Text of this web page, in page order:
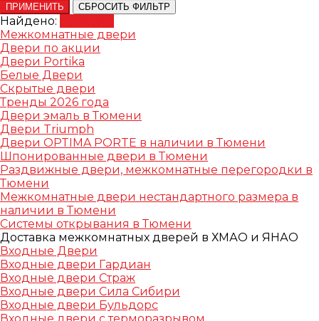
ПРИМЕНИТЬ СБРОСИТЬ ФИЛЬТР
Найдено:
Межкомнатные двери
Двери по акции
Двери Portika
Белые Двери
Скрытые двери
Тренды 2026 года
Двери эмаль в Тюмени
Двери Triumph
Двери OPTIMA PORTE в наличии в Тюмени
Шпонированные двери в Тюмени
Раздвижные двери, межкомнатные перегородки в
Тюмени
Межкомнатные двери нестандартного размера в
наличии в Тюмени
Системы открывания в Тюмени
Доставка межкомнатных дверей в ХМАО и ЯНАО
Входные Двери
Входные двери Гардиан
Входные двери Страж
Входные двери Сила Сибири
Входные двери Бульдорс